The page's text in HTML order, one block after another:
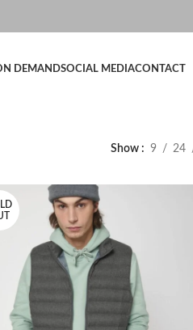
DEMANDSOCIAL MEDIACONTACT
Show 9 24